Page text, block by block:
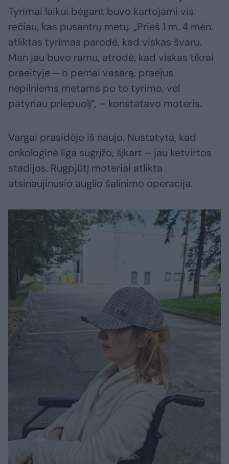
Tyrimai laikui bėgant buvo kartojami vis
rečiau, kas pusantrų metų. „Prieš 1 m. 4 mėn.
atliktas tyrimas parodė, kad viskas švaru.
Man jau buvo ramu, atrodė, kad viskas tikrai
praeityje – o pernai vasarą, praėjus
nepilniems metams po to tyrimo, vėl
patyriau priepuolį“, – konstatavo moteris.
Vargai prasidėjo iš naujo. Nustatyta, kad
onkologinė liga sugrįžo, šįkart – jau ketvirtos
stadijos. Rugpjūtį moteriai atlikta
atsinaujinusio auglio šalinimo operacija.